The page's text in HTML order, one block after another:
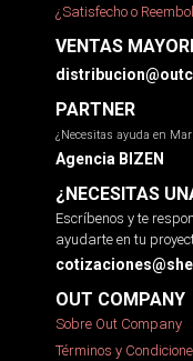
¿Satisfecho o
VENTAS
PARTNER
¿Necesitas ayuda en
Agencia BIZEN
¿NECESITAS
Escríbenos y te
ayudarte en tu
OUT COMPANY
Sobre Out Company
Términos y